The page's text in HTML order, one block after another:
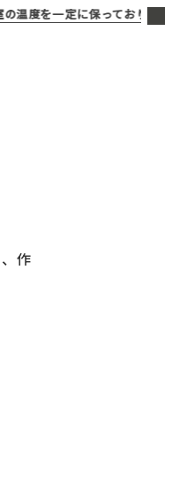
を一定に保っております。
作